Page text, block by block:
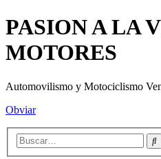
PASION A LA
MOTORES
Automovilismo y Motociclismo
Obviar